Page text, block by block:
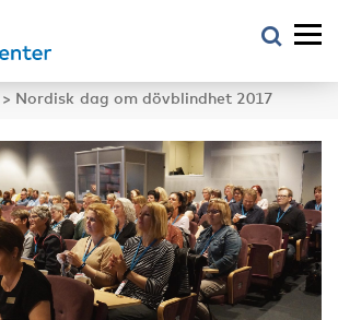
> Nordisk dag om dövblindhet 2017